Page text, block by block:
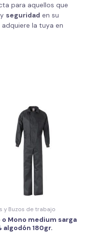
para aquellos que
y seguridad en su
adquiere la tuya en
y Buzos de trabajo
o Mono medium sarga
algodón 180gr.